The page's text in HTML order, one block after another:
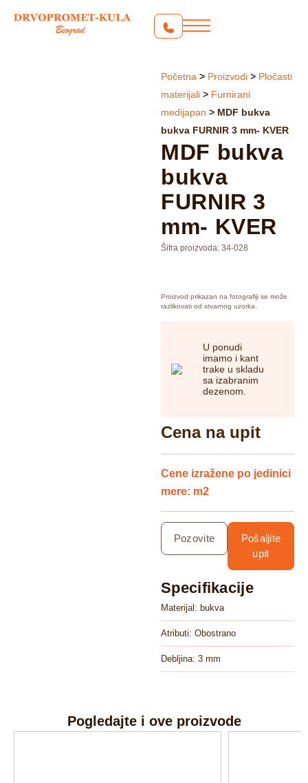
Početna > Proizvodi > Pločasti
materijali > Furnirani
medijapan > MDF bukva
bukva FURNIR 3 mm- KVER
MDF bukva
bukva
FURNIR 3
mm- KVER
Šifra proizvoda: 34-028
Proizvod prikazan na fotografiji se može
razlikovati od stvarnog uzorka.
U ponudi
imamo i kant
trake u skladu
sa izabranim
dezenom.
Cena na upit
Cene izražene po jedinici
mere: m2
Pozovite
Pošaljite
upit
Specifikacije
Materijal: bukva
Atributi: Obostrano
Debljina: 3 mm
Pogledajte i ove proizvode